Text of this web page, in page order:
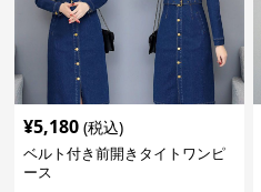
¥5,180 (税込)
ベルト付き前開きタイトワンピ
ース